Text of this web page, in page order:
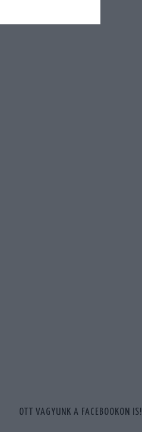
OTT VAGYUNK A FACEBOOKON IS!